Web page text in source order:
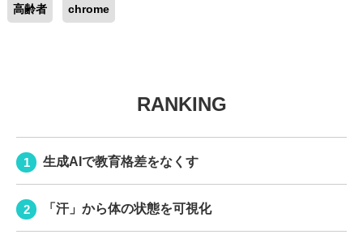
高齢者 chrome
RANKING
生成AIで教育格差をなくす
「汗」から体の状態を可視化